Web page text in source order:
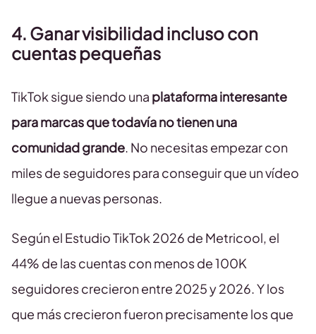
4. Ganar visibilidad incluso con
cuentas pequeñas
TikTok sigue siendo una plataforma interesante
para marcas que todavía no tienen una
comunidad grande. No necesitas empezar con
miles de seguidores para conseguir que un vídeo
llegue a nuevas personas.
Según el Estudio TikTok 2026 de Metricool, el
44% de las cuentas con menos de 100K
seguidores crecieron entre 2025 y 2026. Y los
que más crecieron fueron precisamente los que